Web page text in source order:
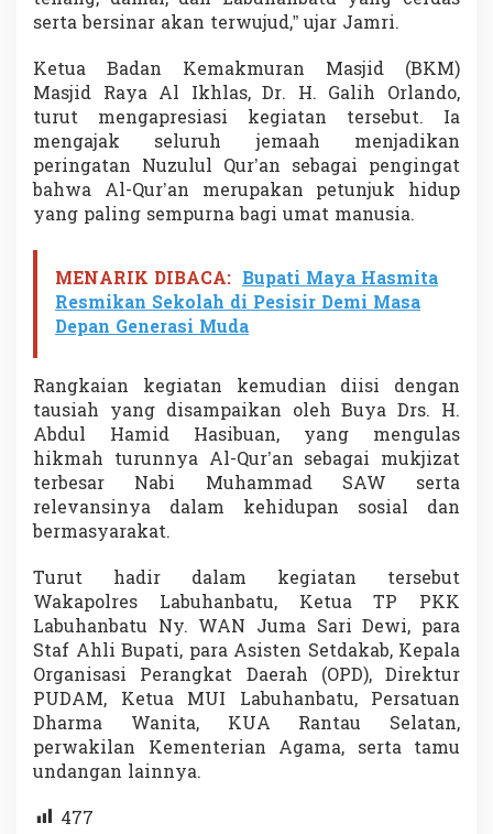
serta bersinar akan terwujud,” ujar Jamri.
Ketua Badan Kemakmuran Masjid (BKM)
Masjid Raya Al Ikhlas, Dr. H. Galih Orlando,
turut mengapresiasi kegiatan tersebut. Ia
mengajak seluruh jemaah menjadikan
peringatan Nuzulul Qur’an sebagai pengingat
bahwa Al-Qur’an merupakan petunjuk hidup
yang paling sempurna bagi umat manusia.
MENARIK DIBACA: Bupati Maya Hasmita
Resmikan Sekolah di Pesisir Demi Masa
Depan Generasi Muda
Rangkaian kegiatan kemudian diisi dengan
tausiah yang disampaikan oleh Buya Drs. H.
Abdul Hamid Hasibuan, yang mengulas
hikmah turunnya Al-Qur’an sebagai mukjizat
terbesar Nabi Muhammad SAW serta
relevansinya dalam kehidupan sosial dan
bermasyarakat.
Turut hadir dalam kegiatan tersebut
Wakapolres Labuhanbatu, Ketua TP PKK
Labuhanbatu Ny. WAN Juma Sari Dewi, para
Staf Ahli Bupati, para Asisten Setdakab, Kepala
Organisasi Perangkat Daerah (OPD), Direktur
PUDAM, Ketua MUI Labuhanbatu, Persatuan
Dharma Wanita, KUA Rantau Selatan,
perwakilan Kementerian Agama, serta tamu
undangan lainnya.
477